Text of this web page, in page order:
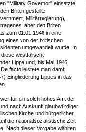
"Military Governor" einsetzte.
Briten gestellte
Militärregierung),
aber den Briten
zum 01.01.1946 in eine
eines von der britischen
umgewandelt wurde. In
diese westfälische
Lippe und, bis Mai 1946,
facto leistete man damit
Eingliederung Lippes in das
für ein solch hohes Amt der
nach Auskunft glaubwürdiger
Kirche und bürgerlicher
die nationalsozialistische Zeit
Nach dieser Vorgabe wählten